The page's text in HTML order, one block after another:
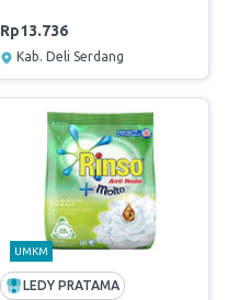
Rp13.736
Kab. Deli Serdang
UMKM
LEDY PRATAMA